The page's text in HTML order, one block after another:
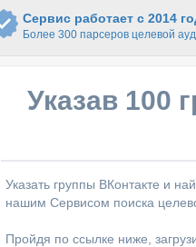
Сервис работает с 2014
Более 300 парсеров целевой
Указав 100
Указать группы ВКонтакте и
нашим Сервисом поиска
Пройдя по ссылке ниже,